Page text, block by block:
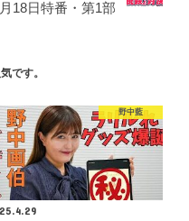
18日特番・第1部
です。
野中藍